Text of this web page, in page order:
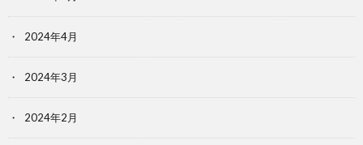
2024年4月
2024年3月
2024年2月